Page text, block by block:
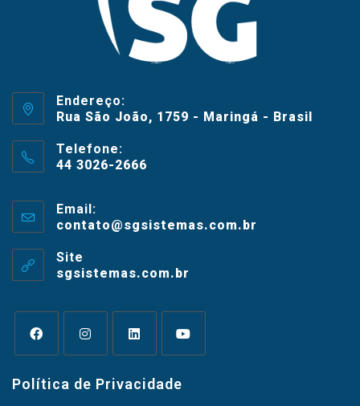
Endereço:
Rua São João, 1759 - Maringá - Brasil
Telefone:
44 3026-2666
Email:
contato@sgsistemas.com.br
Site
sgsistemas.com.br
Política de Privacidade